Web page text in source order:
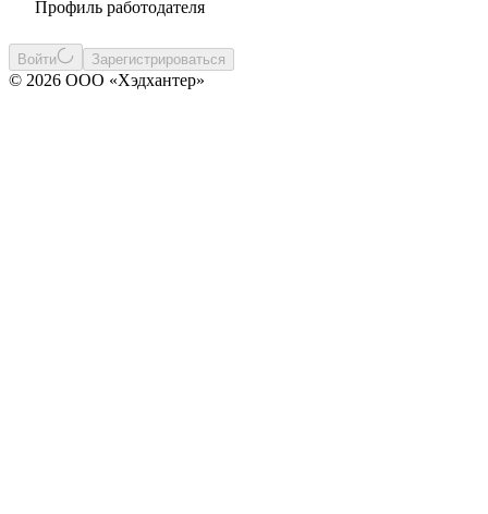
Профиль работодателя
Войти Зарегистрироваться
© 2026 ООО «Хэдхантер»